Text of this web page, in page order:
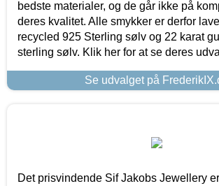
bedste materialer, og de går ikke på
deres kvalitet. Alle smykker er derfor
recycled 925 Sterling sølv og 22 karat
sterling sølv. Klik her for at se deres
Se udvalget på
Det prisvindende Sif Jakobs Jewellery